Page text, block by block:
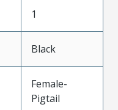
1
Black
Female-
Pigtail